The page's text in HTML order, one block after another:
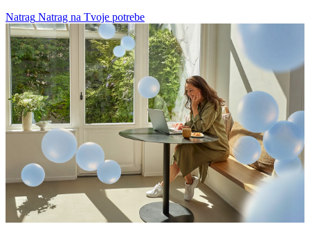
Natrag Natrag na Tvoje potrebe